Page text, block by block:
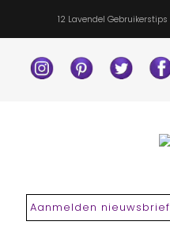
12 Lavendel Gebruikerstips
Aanmelden nieuwsbrief